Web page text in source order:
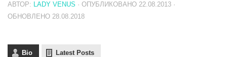
АВТОР: LADY VENUS · ОПУБЛИКОВАНО 22.08.2013 ·
ОБНОВЛЕНО 28.08.2018
Bio Latest Posts